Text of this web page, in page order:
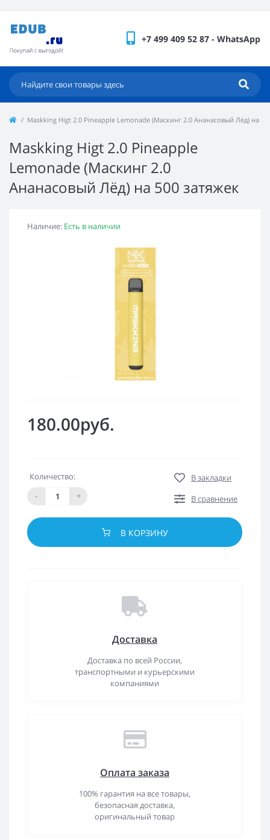
+7 499 409 52 87 - WhatsApp
Maskking Higt 2.0 Pineapple Lemonade (Маскинг 2.0 Ананасовый Лёд) на
Maskking Higt 2.0 Pineapple
Lemonade (Маскинг 2.0
Ананасовый Лёд) на 500 затяжек
Наличие: Есть в наличии
180.00руб.
Количество:
-
+
В закладки
В сравнение
В КОРЗИНУ
Доставка
Доставка по всей России,
транспортными и курьерскими
компаниями
Оплата заказа
100% гарантия на все товары,
безопасная доставка,
оригинальный товар